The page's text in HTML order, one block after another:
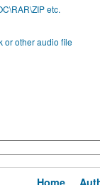
etc.
or other audio file